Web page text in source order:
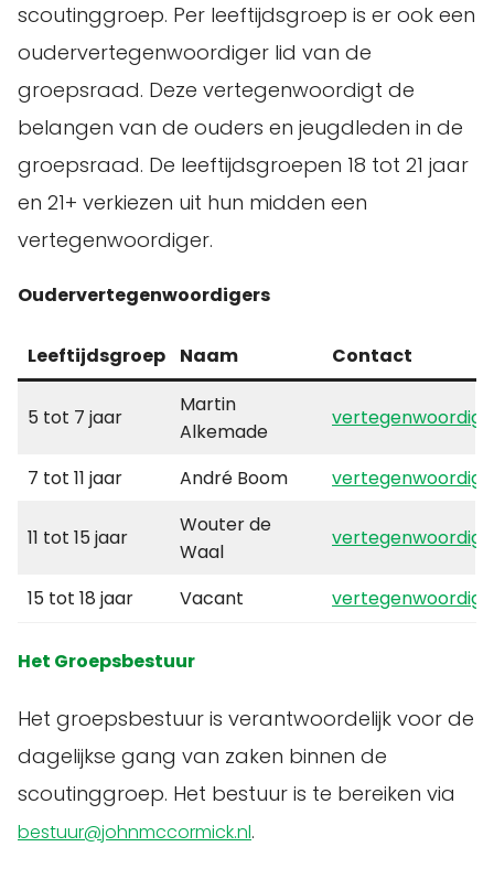
scoutinggroep. Per leeftijdsgroep is er ook een
oudervertegenwoordiger lid van de
groepsraad. Deze vertegenwoordigt de
belangen van de ouders en jeugdleden in de
groepsraad. De leeftijdsgroepen 18 tot 21 jaar
en 21+ verkiezen uit hun midden een
vertegenwoordiger.
Oudervertegenwoordigers
Leeftijdsgroep Naam Contact
5 tot 7 jaar
Martin
Alkemade
7 tot 11 jaar André Boom
11 tot 15 jaar
Wouter de
Waal
15 tot 18 jaar Vacant
Het Groepsbestuur
Het groepsbestuur is verantwoordelijk voor de
dagelijkse gang van zaken binnen de
scoutinggroep. Het bestuur is te bereiken via
bestuur@johnmccormick.nl.